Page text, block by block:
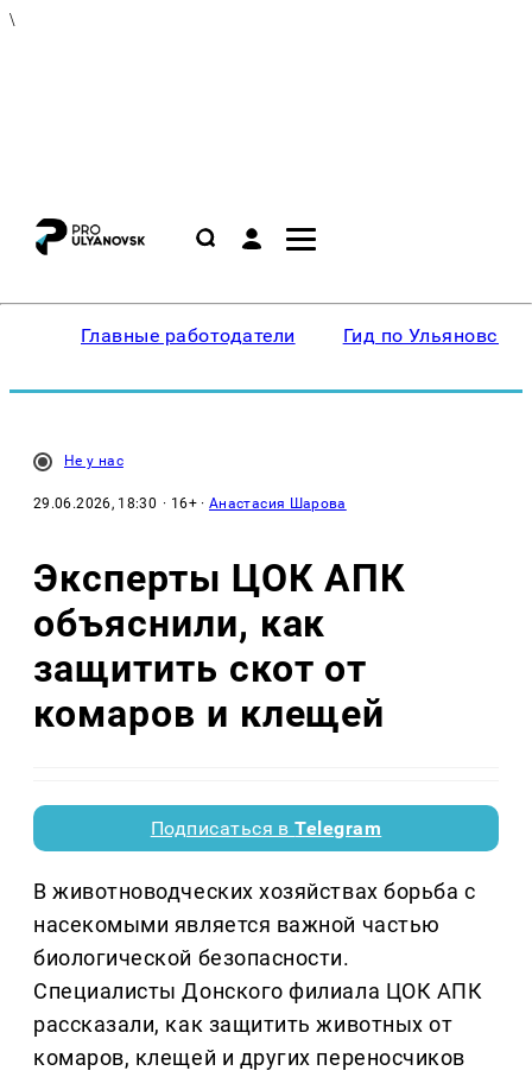
\
Главные работодатели Гид по Ульяновску
Не у нас
29.06.2026, 18:30 · 16+ ·Анастасия Шарова
Эксперты ЦОК АПК
объяснили, как
защитить скот от
комаров и клещей
Подписаться вTelegram
В животноводческих хозяйствах борьба с
насекомыми является важной частью
биологической безопасности.
Специалисты Донского филиала ЦОК АПК
рассказали, как защитить животных от
комаров, клещей и других переносчиков